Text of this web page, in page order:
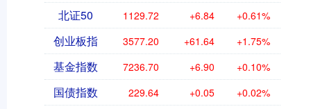
北证50 1129.72 +6.84 +0.61%
创业板指 3577.20 +61.64 +1.75%
基金指数 7236.70 +6.90 +0.10%
国债指数 229.64 +0.05 +0.02%